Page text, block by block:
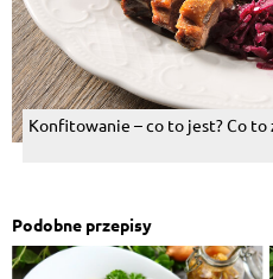
Konfitowanie – co to jest? Co to
Podobne przepisy